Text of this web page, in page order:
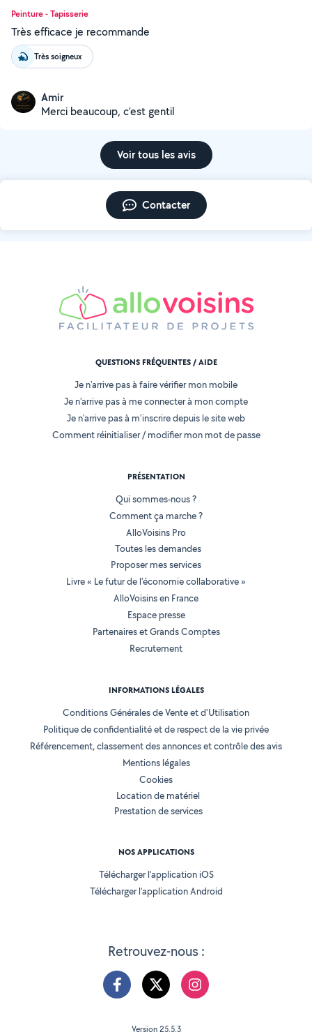
Peinture - Tapisserie
Très efficace je recommande
Très soigneux
Amir
Merci beaucoup, c’est gentil
Voir tous les avis
Contacter
Retrouvez-nous :
QUESTIONS FRÉQUENTES / AIDE
Je n'arrive pas à faire vérifier mon mobile
Je n'arrive pas à me connecter à mon compte
Je n'arrive pas à m'inscrire depuis le site web
Comment réinitialiser / modifier mon mot de passe
PRÉSENTATION
Qui sommes-nous ?
Comment ça marche ?
AlloVoisins Pro
Toutes les demandes
Proposer mes services
Livre « Le futur de l'économie collaborative »
AlloVoisins en France
Espace presse
Partenaires et Grands Comptes
Recrutement
INFORMATIONS LÉGALES
Conditions Générales de Vente et d'Utilisation
Politique de confidentialité et de respect de la vie privée
Référencement, classement des annonces et contrôle des avis
Mentions légales
Cookies
Location de matériel
Prestation de services
NOS APPLICATIONS
Télécharger l’application iOS
Télécharger l’application Android
Version 25.5.3